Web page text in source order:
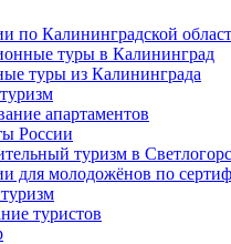
по Калининградской
туры в Калининград
туры из Калининграда
апартаментов
России
туризм в
для молодожёнов по
туристов